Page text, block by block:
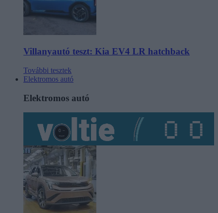
Villanyautó teszt: Kia EV4 LR hatchback
További tesztek
Elektromos autó
Elektromos autó